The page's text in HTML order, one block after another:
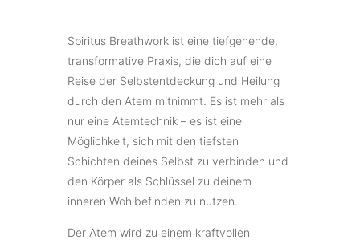
Spiritus Breathwork ist eine tiefgehende,
transformative Praxis, die dich auf eine
Reise der Selbstentdeckung und Heilung
durch den Atem mitnimmt. Es ist mehr als
nur eine Atemtechnik – es ist eine
Möglichkeit, sich mit den tiefsten
Schichten deines Selbst zu verbinden und
den Körper als Schlüssel zu deinem
inneren Wohlbefinden zu nutzen.
Der Atem wird zu einem kraftvollen